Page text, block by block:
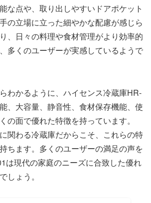
な点や、取り出しやすいドアポケット
の立場に立った細やかな配慮が感じら
、日々の料理や食材管理がより効率的
多くのユーザーが実感しているようで
わかるように、ハイセンス冷蔵庫HR-
、大容量、静音性、食材保存機能、使
の面で優れた特徴を持っています。
関わる冷蔵庫だからこそ、これらの特
ちます。多くのユーザーの満足の声を
は現代の家庭のニーズに合致した優れ
しょう。